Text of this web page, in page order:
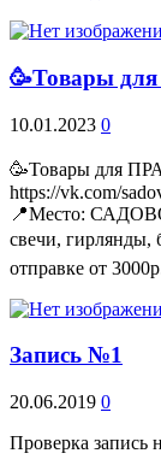
🥳Товары
10.01.2023 0
🥳Товары для
https://vk.com/
📍Место:
свечи,
отправке от
Запись №1
20.06.2019 0
Проверка запись